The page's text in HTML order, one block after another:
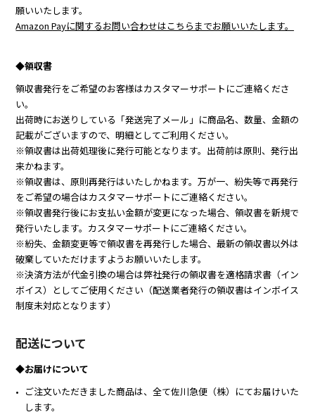
願いいたします。
Amazon Payに関するお問い合わせはこちらまでお願いいたします。
◆領収書
領収書発行をご希望のお客様はカスタマーサポートにご連絡くださ
い。
出荷時にお送りしている「発送完了メール」に商品名、数量、金額の
記載がございますので、明細としてご利用ください。
※領収書は出荷処理後に発行可能となります。出荷前は原則、発行出
来かねます。
※領収書は、原則再発行はいたしかねます。万が一、紛失等で再発行
をご希望の場合はカスタマーサポートにご連絡ください。
※領収書発行後にお支払い金額が変更になった場合、領収書を新規で
発行いたします。カスタマーサポートにご連絡ください。
※紛失、金額変更等で領収書を再発行した場合、最新の領収書以外は
破棄していただけますようお願いいたします。
※決済方法が代金引換の場合は弊社発行の領収書を適格請求書（イン
ボイス）としてご使用ください（配送業者発行の領収書はインボイス
制度未対応となります）
配送について
◆お届けについて
ご注文いただきました商品は、全て佐川急便（株）にてお届けいた
します。